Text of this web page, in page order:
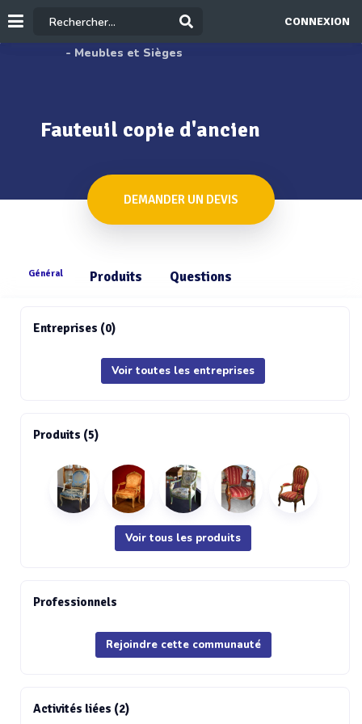
CONNEXION
- Meubles et Sièges
Fauteuil copie d'ancien
DEMANDER UN DEVIS
Général Produits Questions
Entreprises (0)
Voir toutes les entreprises
Produits (5)
Voir tous les produits
Professionnels
Rejoindre cette communauté
Activités liées (2)